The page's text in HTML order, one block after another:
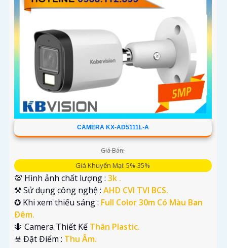
CAMERA KX-AD5111L-A
Giá Bán:
Giá Khuyến Mại: 5%-35%
💯 Hình ảnh chất lượng : 3k .
⚒ Sử dụng công nghệ : AHD CVI TVI BCS.
✪ Khi xem thiếu sáng : Full Color 30m Có Màu Ban
Ðêm.
🐜 Camera Thiết Kế Thân Plastic.
️☣️ Đặt Điểm : Thu Âm.